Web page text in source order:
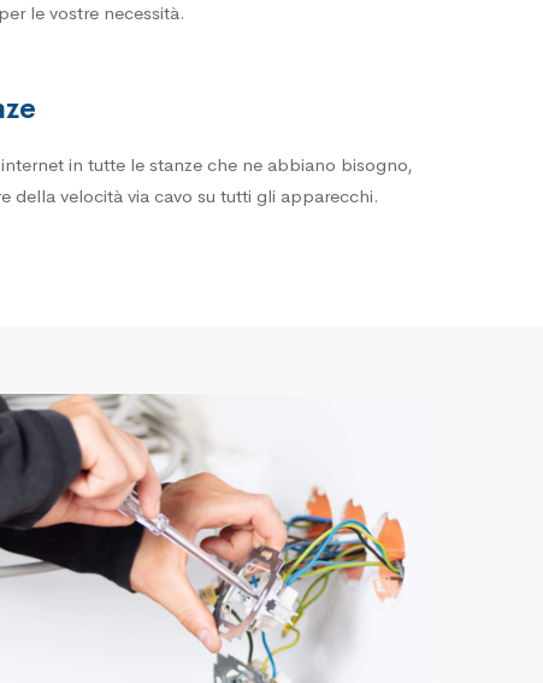
le vostre necessità.
in tutte le stanze che ne abbiano bisogno,
della velocità via cavo su tutti gli apparecchi.